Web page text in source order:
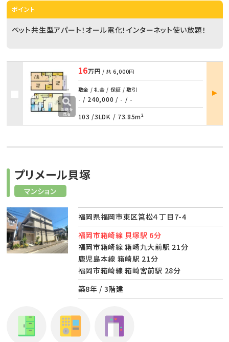
ポイント
ペット共生型アパート！オール電化！インターネット使い放題！
16万円 / 共 6,000円
敷金 / 礼金 / 保証 / 敷引
- / 240,000 / - / -
103 /3LDK / 73.85m²
部屋
詳細
マンション
プリメール貝塚
福岡県福岡市東区筥松４丁目7-4
福岡市箱崎線 貝塚駅 6分
福岡市箱崎線 箱崎九大前駅 21分
鹿児島本線 箱崎駅 21分
福岡市箱崎線 箱崎宮前駅 28分
築8年 / 3階建